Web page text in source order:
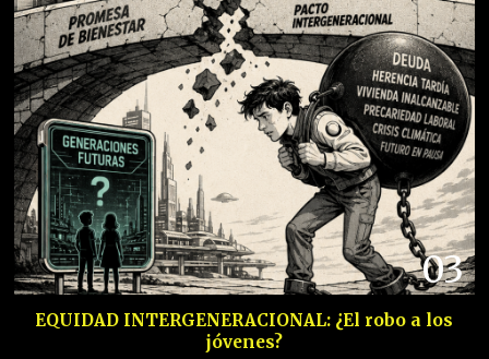
03
EQUIDAD INTERGENERACIONAL: ¿El robo a los
jóvenes?